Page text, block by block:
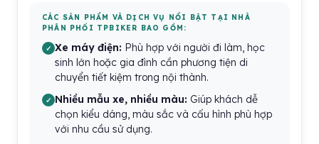
CÁC SẢN PHẨM VÀ DỊCH VỤ NỔI BẬT TẠI NHÀ
PHÂN PHỐI TPBIKER BAO GỒM:
Xe máy điện: Phù hợp với người đi làm, học
sinh lớn hoặc gia đình cần phương tiện di
chuyển tiết kiệm trong nội thành.
Nhiều mẫu xe, nhiều màu: Giúp khách dễ
chọn kiểu dáng, màu sắc và cấu hình phù hợp
với nhu cầu sử dụng.